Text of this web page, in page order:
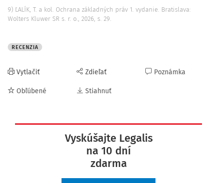
9) ĽALÍK, T. a kol. Ochrana základných práv 1. vydanie. Bratislava:
Wolters Kluwer SR s. r. o., 2026, s. 29.
RECENZIA
Vytlačiť
Obľúbené
Zdieľať
Stiahnuť
Poznámka
Vyskúšajte Legalis
na 10 dní
zdarma